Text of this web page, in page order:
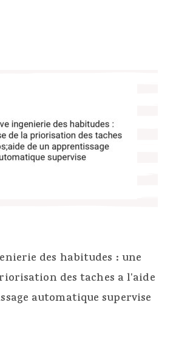
des habitudes : une
des taches a l'aide
automatique supervise